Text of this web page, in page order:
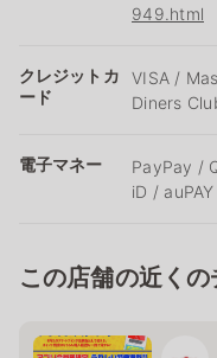
949.html
クレジットカ
ード
VISA /
Diners
電子マネー
PayPay /
iD /
この店舗の近くの